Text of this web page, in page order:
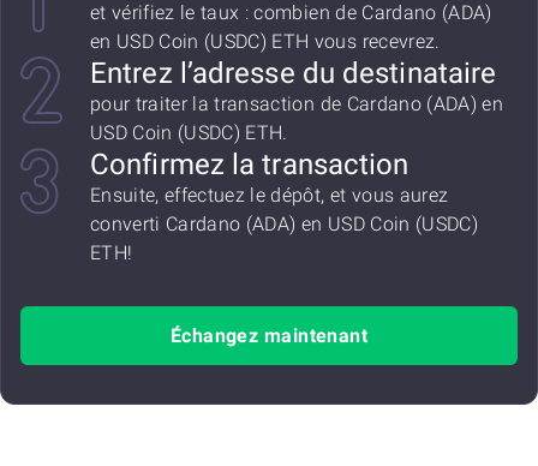
et vérifiez le taux : combien de Cardano (ADA)
en USD Coin (USDC) ETH vous recevrez.
Entrez l’adresse du destinataire
pour traiter la transaction de Cardano (ADA) en
USD Coin (USDC) ETH.
Confirmez la transaction
Ensuite, effectuez le dépôt, et vous aurez
converti Cardano (ADA) en USD Coin (USDC)
ETH!
Échangez maintenant